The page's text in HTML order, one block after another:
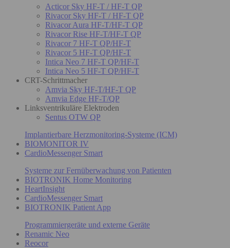
Acticor Sky HF-T / HF-T QP
Rivacor Sky HF-T / HF-T QP
Rivacor Aura HF-T/HF-T QP
Rivacor Rise HF-T/HF-T QP
Rivacor 7 HF-T QP/HF-T
Rivacor 5 HF-T QP/HF-T
Intica Neo 7 HF-T QP/HF-T
Intica Neo 5 HF-T QP/HF-T
CRT-Schrittmacher
Amvia Sky HF-T/HF-T QP
Amvia Edge HF-T/QP
Linksventrikuläre Elektroden
Sentus OTW QP
Implantierbare Herzmonitoring-Systeme (ICM)
BIOMONITOR IV
CardioMessenger Smart
Systeme zur Fernüberwachung von Patienten
BIOTRONIK Home Monitoring
HeartInsight
CardioMessenger Smart
BIOTRONIK Patient App
Programmiergeräte und externe Geräte
Renamic Neo
Reocor